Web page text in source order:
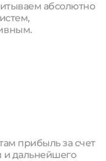
абсолютно
прибыль за счет
и дальнейшего